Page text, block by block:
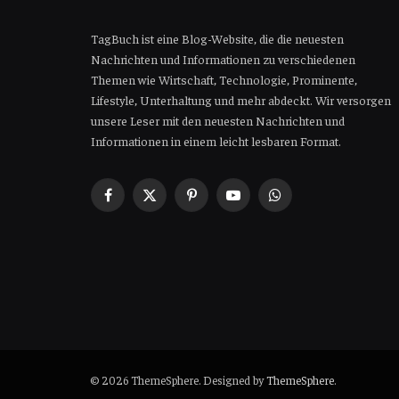
TagBuch ist eine Blog-Website, die die neuesten
Nachrichten und Informationen zu verschiedenen
Themen wie Wirtschaft, Technologie, Prominente,
Lifestyle, Unterhaltung und mehr abdeckt. Wir versorgen
unsere Leser mit den neuesten Nachrichten und
Informationen in einem leicht lesbaren Format.
Facebook
X
PinterestYouTubeWhatsApp
© 2026 ThemeSphere. Designed byThemeSphere.